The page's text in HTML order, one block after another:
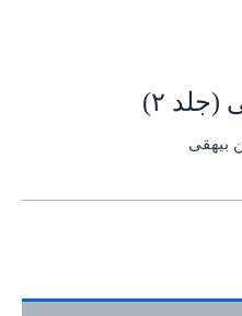
(جلد ۲)
بیهقی